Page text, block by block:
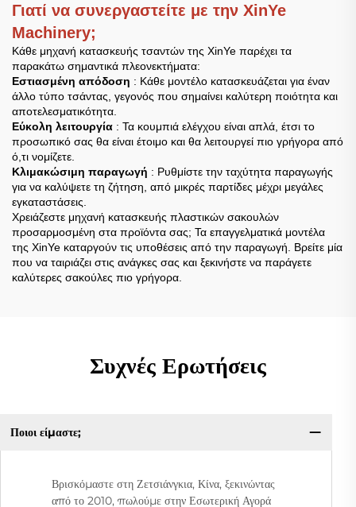
Γιατί να συνεργαστείτε με την XinYe
Machinery;
Κάθε μηχανή κατασκευής τσαντών της XinYe παρέχει τα
παρακάτω σημαντικά πλεονεκτήματα:
Εστιασμένη απόδοση : Κάθε μοντέλο κατασκευάζεται για έναν
άλλο τύπο τσάντας, γεγονός που σημαίνει καλύτερη ποιότητα και
αποτελεσματικότητα.
Εύκολη λειτουργία : Τα κουμπιά ελέγχου είναι απλά, έτσι το
προσωπικό σας θα είναι έτοιμο και θα λειτουργεί πιο γρήγορα από
ό,τι νομίζετε.
Κλιμακώσιμη παραγωγή : Ρυθμίστε την ταχύτητα παραγωγής
για να καλύψετε τη ζήτηση, από μικρές παρτίδες μέχρι μεγάλες
εγκαταστάσεις.
Χρειάζεστε μηχανή κατασκευής πλαστικών σακουλών
προσαρμοσμένη στα προϊόντα σας; Τα επαγγελματικά μοντέλα
της XinYe καταργούν τις υποθέσεις από την παραγωγή. Βρείτε μία
που να ταιριάζει στις ανάγκες σας και ξεκινήστε να παράγετε
καλύτερες σακούλες πιο γρήγορα.
Συχνές Ερωτήσεις
Ποιοι είμαστε;
Βρισκόμαστε στη Ζετσιάνγκια, Κίνα, ξεκινώντας
από το 2010, πωλούμε στην Εσωτερική Αγορά